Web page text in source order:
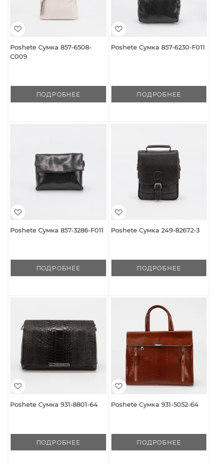
Poshete Сумка 857-6508-
C009
ПОДРОБНЕЕ
Poshete Сумка 857-6230-F011
ПОДРОБНЕЕ
Poshete Сумка 857-3286-F011
ПОДРОБНЕЕ
Poshete Сумка 249-82672-3
ПОДРОБНЕЕ
Poshete Сумка 931-8801-64
ПОДРОБНЕЕ
Poshete Сумка 931-5052-64
ПОДРОБНЕЕ